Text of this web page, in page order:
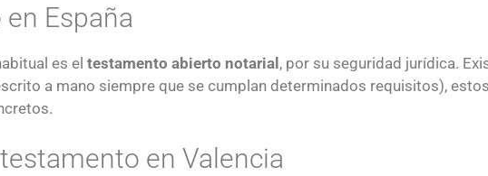
España
es el testamento abierto notarial, por su seguridad jurídica.
a mano siempre que se cumplan determinados requisitos),
en Valencia